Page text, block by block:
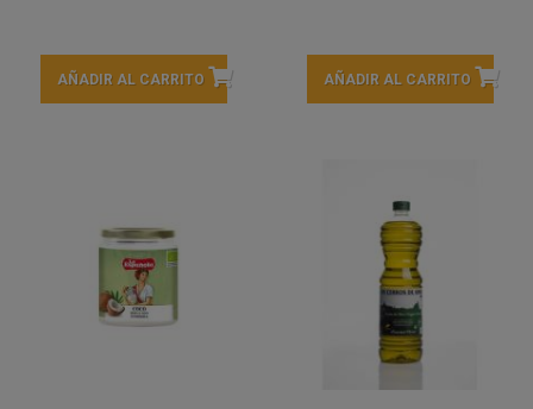
AÑADIR AL CARRITO AÑADIR AL CARRITO